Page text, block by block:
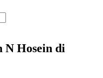
N Hosein di